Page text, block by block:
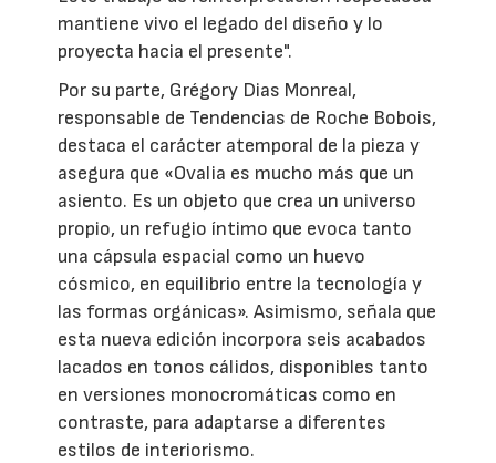
mantiene vivo el legado del diseño y lo
proyecta hacia el presente".
Por su parte, Grégory Dias Monreal,
responsable de Tendencias de Roche Bobois,
destaca el carácter atemporal de la pieza y
asegura que «Ovalia es mucho más que un
asiento. Es un objeto que crea un universo
propio, un refugio íntimo que evoca tanto
una cápsula espacial como un huevo
cósmico, en equilibrio entre la tecnología y
las formas orgánicas». Asimismo, señala que
esta nueva edición incorpora seis acabados
lacados en tonos cálidos, disponibles tanto
en versiones monocromáticas como en
contraste, para adaptarse a diferentes
estilos de interiorismo.